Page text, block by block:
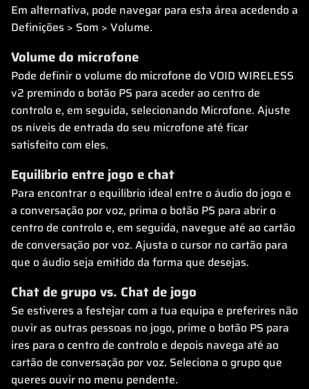
Em alternativa, pode navegar para esta área acedendo a
Definições > Som > Volume.
Volume do microfone
Pode definir o volume do microfone do VOID WIRELESS
v2 premindo o botão PS para aceder ao centro de
controlo e, em seguida, selecionando Microfone. Ajuste
os níveis de entrada do seu microfone até ficar
satisfeito com eles.
Equilíbrio entre jogo e chat
Para encontrar o equilíbrio ideal entre o áudio do jogo e
a conversação por voz, prima o botão PS para abrir o
centro de controlo e, em seguida, navegue até ao cartão
de conversação por voz. Ajusta o cursor no cartão para
que o áudio seja emitido da forma que desejas.
Chat de grupo vs. Chat de jogo
Se estiveres a festejar com a tua equipa e preferires não
ouvir as outras pessoas no jogo, prime o botão PS para
ires para o centro de controlo e depois navega até ao
cartão de conversação por voz. Seleciona o grupo que
queres ouvir no menu pendente.